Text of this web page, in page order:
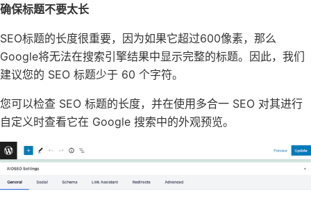
确保标题不要太长
SEO标题的长度很重要，因为如果它超过600像素，那么
Google将无法在搜索引擎结果中显示完整的标题。因此，我们
建议您的 SEO 标题少于 60 个字符。
您可以检查 SEO 标题的长度，并在使用多合一 SEO 对其进行
自定义时查看它在 Google 搜索中的外观预览。